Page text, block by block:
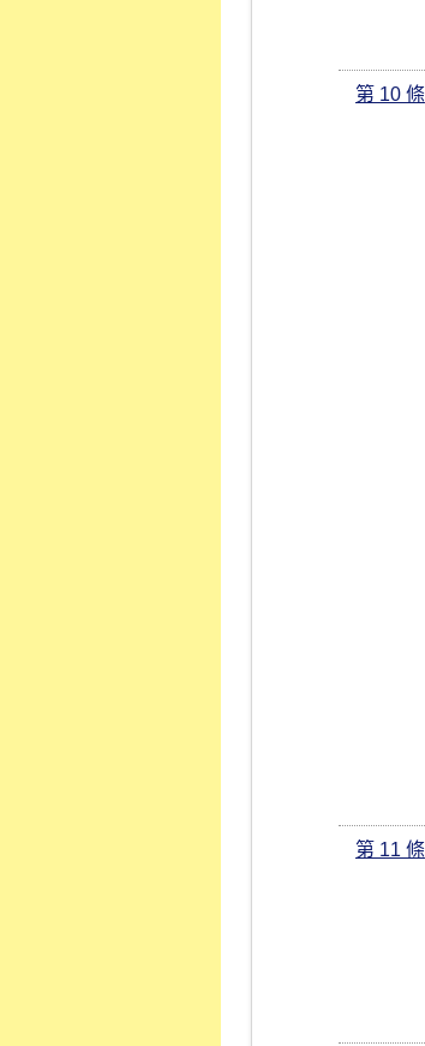
第 10 條
第 11 條